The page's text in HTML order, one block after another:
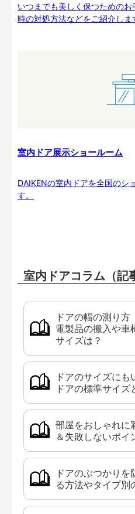
いつまでも美しく保つための
時の対処方法などをご紹介しま
室内ドア展示ショールーム
DAIKENの室内ドアを全国のシ
す。
室内ドアコラム（記
ドアの幅の測り
電製品の搬入や車
サイズは？
ドアのサイズに
ドアの標準サイズ
部屋をおしゃれに
＆失敗しないポイ
ドアのぶつかり
る方法やタイプ別